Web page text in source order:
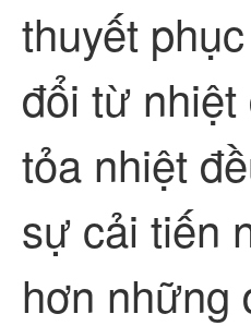
thuyết
đổi từ
tỏa nhiệt
sự cải tiến
hơn những